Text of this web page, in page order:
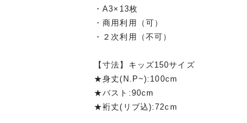
・A3×13枚
・商用利用（可）
・２次利用（不可）
【寸法】キッズ150サイズ
★身丈(N.P~):100cm
★バスト:90cm
★裄丈(リブ込):72cm